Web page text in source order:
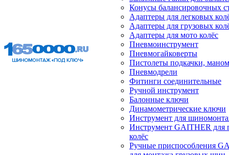
Конусы балансировочных
Адаптеры для легковых
Адаптеры для грузовых
Адаптеры для мото колёс
Пневмоинструмент
Пневмогайковерты
Пистолеты подкачки,
Пневмодрели
Фитинги соединительные
Ручной инструмент
Балонные ключи
Динамометрические ключи
Инструмент для
Инструмент GAITHER для
колёс
Ручные приспособления